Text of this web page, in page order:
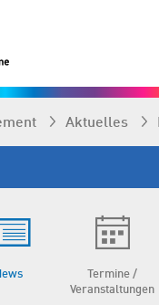
Aktuelles
Termine /
Veranstaltungen